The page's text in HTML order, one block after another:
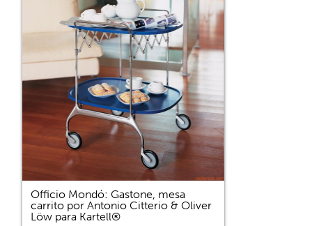
Officio Mondó: Gastone, mesa
carrito por Antonio Citterio & Oliver
Löw para Kartell®